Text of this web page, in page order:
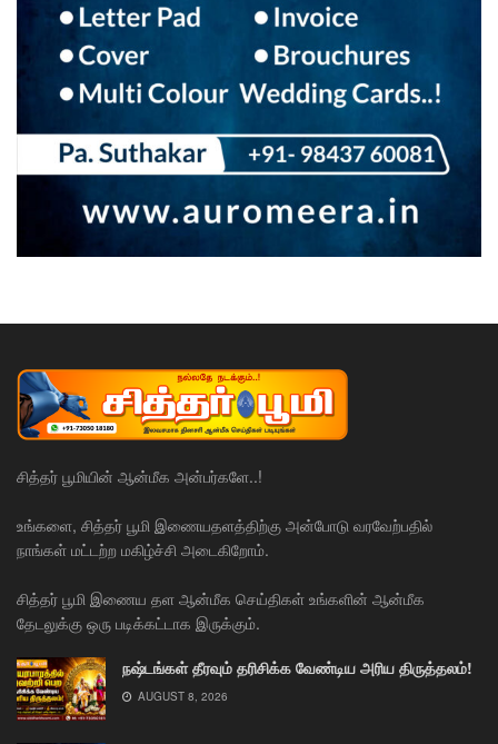
சித்தர் பூமியின் ஆன்மீக அன்பர்களே..!
உங்களை, சித்தர் பூமி இணையதளத்திற்கு அன்போடு வரவேற்பதில்
நாங்கள் மட்டற்ற மகிழ்ச்சி அடைகிறோம்.
சித்தர் பூமி இணைய தள ஆன்மீக செய்திகள் உங்களின் ஆன்மீக
தேடலுக்கு ஒரு படிக்கட்டாக இருக்கும்.
நஷ்டங்கள் தீரவும் தரிசிக்க வேண்டிய அரிய திருத்தலம்!
AUGUST 8, 2026